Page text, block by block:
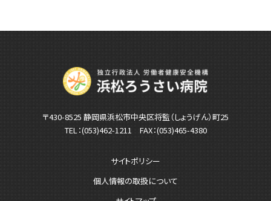
〒430-8525 静岡県浜松市中央区将監（しょうげん）町25
TEL：(053)462-1211 FAX：(053)465-4380
サイトポリシー
個人情報の取扱について